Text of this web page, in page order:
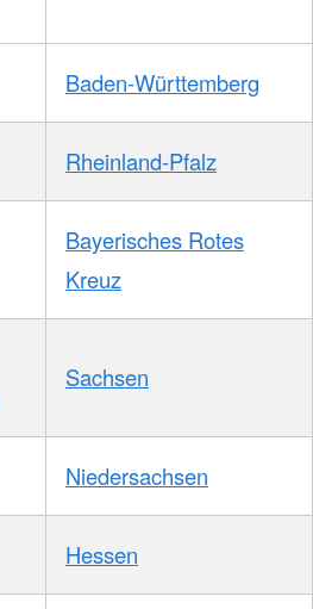
Baden-Württemberg
Rheinland-Pfalz
Bayerisches Rotes
Kreuz
Sachsen
Niedersachsen
Hessen